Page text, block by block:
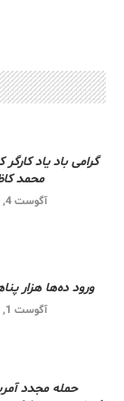
گرامی باد یاد
محمد
آگوست 4, 2026
ورود ده‌ها هزار
آگوست 1, 2026
حمله مجدد